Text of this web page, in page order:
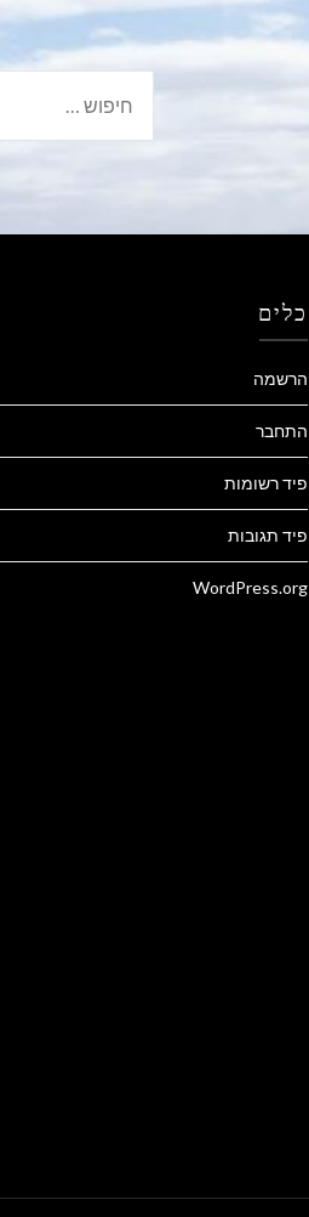
כלים
הרשמה
התחבר
פיד רשומות
פיד תגובות
WordPress.org